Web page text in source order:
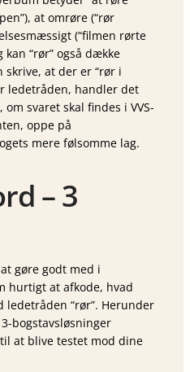
at omrøre (“rør
(“filmen rørte
“rør” også dække
skrive, at der er “rør i
ledetråden, handler det
svaret skal findes i VVS-
oppe på
mere følsomme lag.
– 3
at gøre godt med i
hurtigt at afkode, hvad
“rør”. Herunder
bogstavsløsninger
at blive testet mod dine